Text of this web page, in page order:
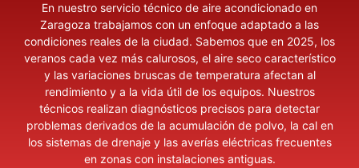
En nuestro servicio técnico de aire acondicionado en
Zaragoza trabajamos con un enfoque adaptado a las
condiciones reales de la ciudad. Sabemos que en 2025, los
veranos cada vez más calurosos, el aire seco característico
y las variaciones bruscas de temperatura afectan al
rendimiento y a la vida útil de los equipos. Nuestros
técnicos realizan diagnósticos precisos para detectar
problemas derivados de la acumulación de polvo, la cal en
los sistemas de drenaje y las averías eléctricas frecuentes
en zonas con instalaciones antiguas.